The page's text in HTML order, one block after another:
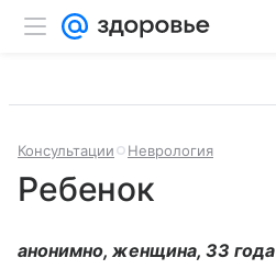
Консультации Неврология
Ребенок
анонимно, женщина, 33 года